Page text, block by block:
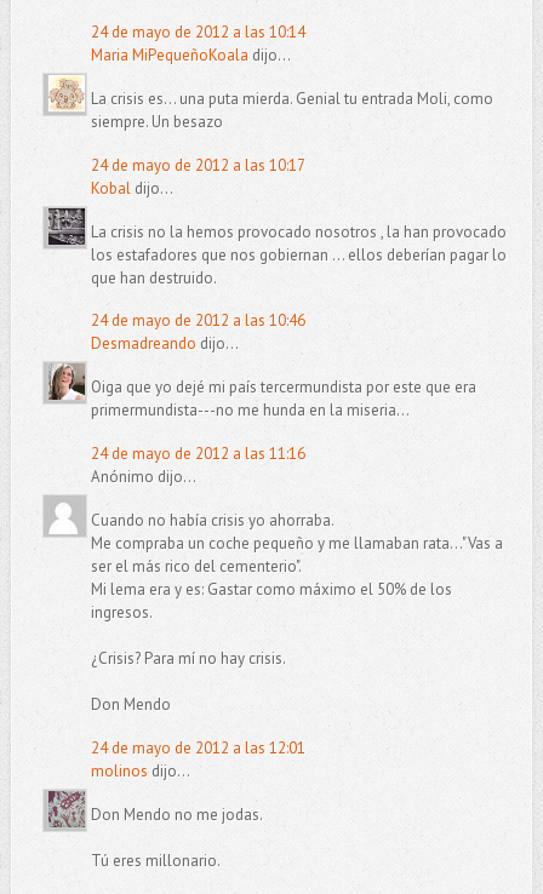
24 de mayo de 2012 a las 10:14
Maria MiPequeñoKoala dijo...
La crisis es... una puta mierda. Genial tu entrada Moli, como
siempre. Un besazo
24 de mayo de 2012 a las 10:17
Kobaldijo...
La crisis no la hemos provocado nosotros , la han provocado
los estafadores que nos gobiernan ... ellos deberían pagar lo
que han destruido.
24 de mayo de 2012 a las 10:46
Desmadreando dijo...
Oiga que yo dejé mi país tercermundista por este que era
primermundista---no me hunda en la miseria...
24 de mayo de 2012 a las 11:16
Anónimo dijo...
Cuando no había crisis yo ahorraba.
Me compraba un coche pequeño y me llamaban rata..."Vas a
ser el más rico del cementerio".
Mi lema era y es: Gastar como máximo el 50% de los
ingresos.
¿Crisis? Para mí no hay crisis.
Don Mendo
24 de mayo de 2012 a las 12:01
molinos dijo...
Don Mendo no me jodas.
Tú eres millonario.